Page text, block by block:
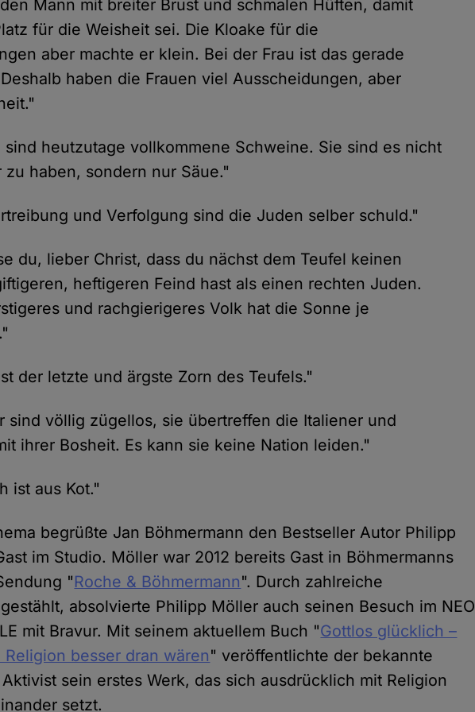
Mann mit breiter Brust und schmalen Hüften, damit
für die Weisheit sei. Die Kloake für die
aber machte er klein. Bei der Frau ist das gerade
haben die Frauen viel Ausscheidungen, aber
sind heutzutage vollkommene Schweine. Sie sind es nicht
zu haben, sondern nur Säue."
und Verfolgung sind die Juden selber schuld."
du, lieber Christ, dass du nächst dem Teufel keinen
heftigeren Feind hast als einen rechten Juden.
und rachgierigeres Volk hat die Sonne je
der letzte und ärgste Zorn des Teufels."
sind völlig zügellos, sie übertreffen die Italiener und
ihrer Bosheit. Es kann sie keine Nation leiden."
ist aus Kot."
begrüßte Jan Böhmermann den Bestseller Autor Philipp
im Studio. Möller war 2012 bereits Gast in Böhmermanns
"Roche & Böhmermann". Durch zahlreiche
absolvierte Philipp Möller auch seinen Besuch im NEO
mit Bravur. Mit seinem aktuellem Buch "Gottlos glücklich –
besser dran wären" veröffentlichte der bekannte
sein erstes Werk, das sich ausdrücklich mit Religion
setzt.